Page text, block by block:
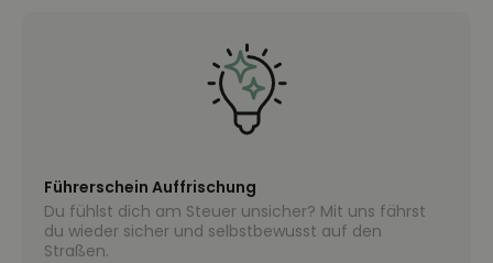
Führerschein Auffrischung
Du fühlst dich am Steuer unsicher? Mit uns fährst
du wieder sicher und selbstbewusst auf den
Straßen.